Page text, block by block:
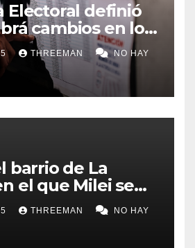
Electoral definió
cambios en los
votación en La
THREEMAN NO HAY
barrio de La
el que Milei se
de lanzamiento
en provincia de
THREEMAN NO HAY